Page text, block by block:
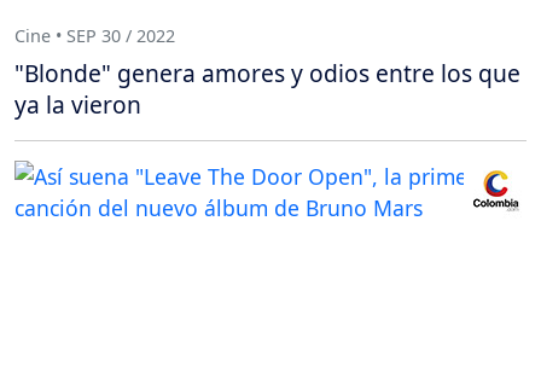
Cine • SEP 30 / 2022
"Blonde" genera amores y odios entre los que
ya la vieron